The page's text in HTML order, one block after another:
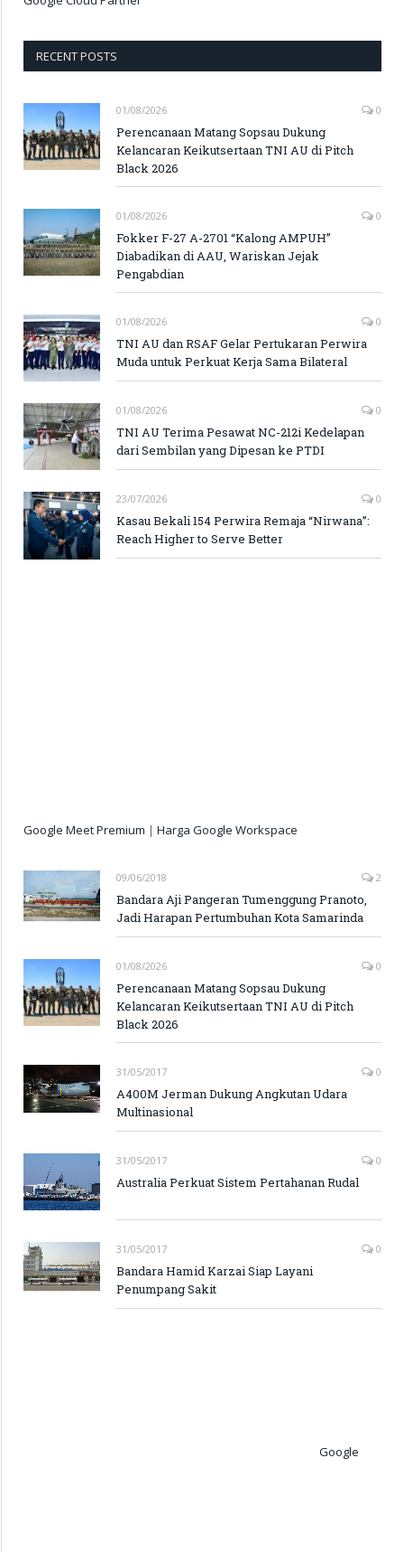
RECENT POSTS
01/08/2026 0
Perencanaan Matang Sopsau Dukung
Kelancaran Keikutsertaan TNI AU di Pitch
Black 2026
01/08/2026 0
Fokker F-27 A-2701 “Kalong AMPUH”
Diabadikan di AAU, Wariskan Jejak
Pengabdian
01/08/2026 0
TNI AU dan RSAF Gelar Pertukaran Perwira
Muda untuk Perkuat Kerja Sama Bilateral
01/08/2026 0
TNI AU Terima Pesawat NC-212i Kedelapan
dari Sembilan yang Dipesan ke PTDI
23/07/2026 0
Kasau Bekali 154 Perwira Remaja “Nirwana”:
Reach Higher to Serve Better
Google Meet Premium | Harga Google Workspace
09/06/2018 2
Bandara Aji Pangeran Tumenggung Pranoto,
Jadi Harapan Pertumbuhan Kota Samarinda
01/08/2026 0
Perencanaan Matang Sopsau Dukung
Kelancaran Keikutsertaan TNI AU di Pitch
Black 2026
31/05/2017 0
A400M Jerman Dukung Angkutan Udara
Multinasional
31/05/2017 0
Australia Perkuat Sistem Pertahanan Rudal
31/05/2017 0
Bandara Hamid Karzai Siap Layani
Penumpang Sakit
Google